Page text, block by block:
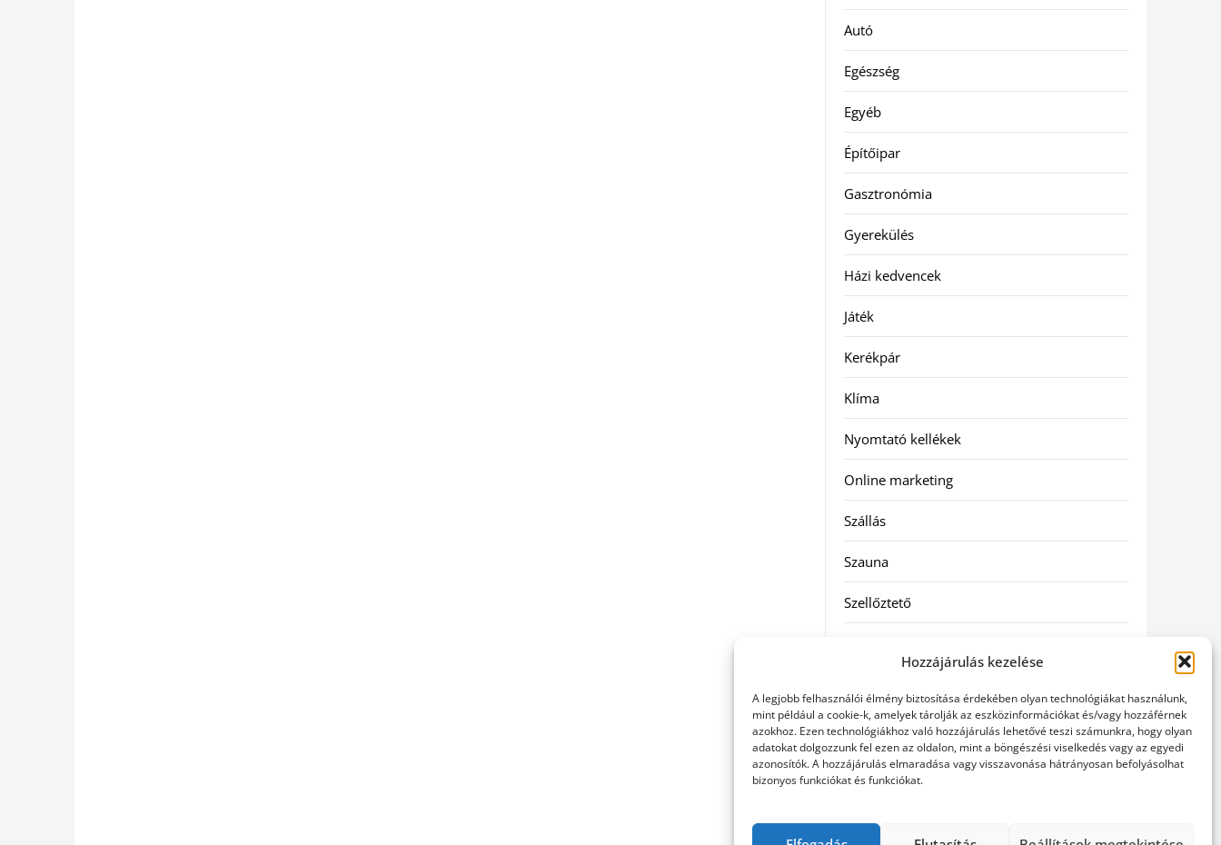
Hozzájárulás kezelése
A legjobb felhasználói élmény biztosítása érdekében olyan technológiákat használunk,
mint például a cookie-k, amelyek tárolják az eszközinformációkat és/vagy hozzáférnek
azokhoz. Ezen technológiákhoz való hozzájárulás lehetővé teszi számunkra, hogy olyan
adatokat dolgozzunk fel ezen az oldalon, mint a böngészési viselkedés vagy az egyedi
azonosítók. A hozzájárulás elmaradása vagy visszavonása hátrányosan befolyásolhat
bizonyos funkciókat és funkciókat.
Autó
Egészség
Egyéb
Építőipar
Gasztronómia
Gyerekülés
Házi kedvencek
Játék
Kerékpár
Klíma
Nyomtató kellékek
Online marketing
Szállás
Szauna
Szellőztető
Utazás
Vásárlás